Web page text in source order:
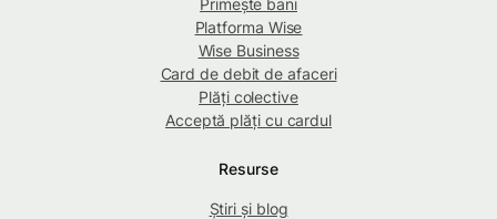
Primește bani
Platforma Wise
Wise Business
Card de debit de afaceri
Plăți colective
Acceptă plăți cu cardul
Resurse
Știri și blog